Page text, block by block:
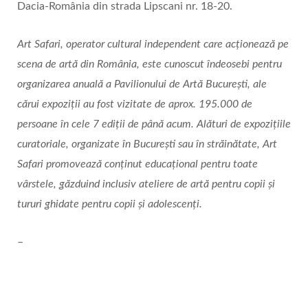
Dacia-România din strada Lipscani nr. 18-20.
Art Safari, operator cultural independent care acționează pe
scena de artă din România, este cunoscut îndeosebi pentru
organizarea anuală a Pavilionului de Artă București, ale
cărui expoziții au fost vizitate de aprox. 195.000 de
persoane în cele 7 ediții de până acum. Alături de expoziţiile
curatoriale, organizate în București sau în străinătate, Art
Safari promovează conținut educațional pentru toate
vârstele, găzduind inclusiv ateliere de artă pentru copii și
tururi ghidate pentru copii și adolescenţi.
–